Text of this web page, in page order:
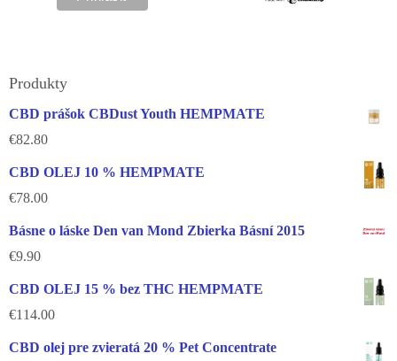
Produkty
CBD prášok CBDust Youth HEMPMATE
€82.80
CBD OLEJ 10 % HEMPMATE
€78.00
Básne o láske Den van Mond Zbierka Básní 2015
€9.90
CBD OLEJ 15 % bez THC HEMPMATE
€114.00
CBD olej pre zvieratá 20 % Pet Concentrate